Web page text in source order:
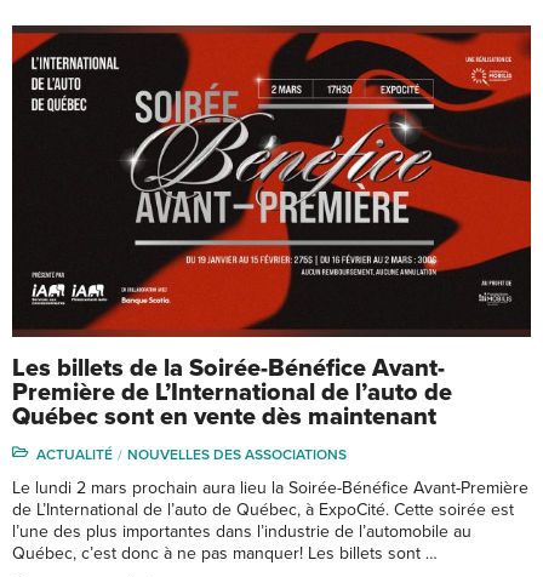
Les billets de la Soirée-Bénéfice Avant-
Première de L’International de l’auto de
Québec sont en vente dès maintenant
ACTUALITÉ NOUVELLES DES ASSOCIATIONS
Le lundi 2 mars prochain aura lieu la Soirée-Bénéfice Avant-Première
de L’International de l’auto de Québec, à ExpoCité. Cette soirée est
l’une des plus importantes dans l’industrie de l’automobile au
Québec, c’est donc à ne pas manquer! Les billets sont …